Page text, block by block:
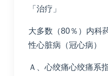
「治疗」
大多数（80％）内科
性心脏病（冠心病）
Ａ、心绞痛心绞痛系